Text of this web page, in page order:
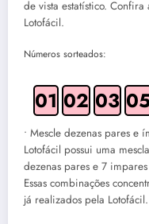
de vista estatístico.
Lotofácil.
Números sorteados:
01 02 03
• Mescle dezenas pares e
Lotofácil possui uma
dezenas pares e 7
Essas combinações
já realizados pela Lotofácil.